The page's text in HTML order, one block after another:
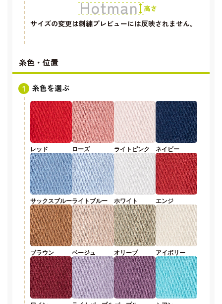
サイズの変更は刺繍プレビューには反映されません。
糸色・位置
糸色を選ぶ
レッド ローズ ライトピンク ネイビー
サックスブルーライトブルー ホワイト エンジ
ブラウン ベージュ オリーブ アイボリー